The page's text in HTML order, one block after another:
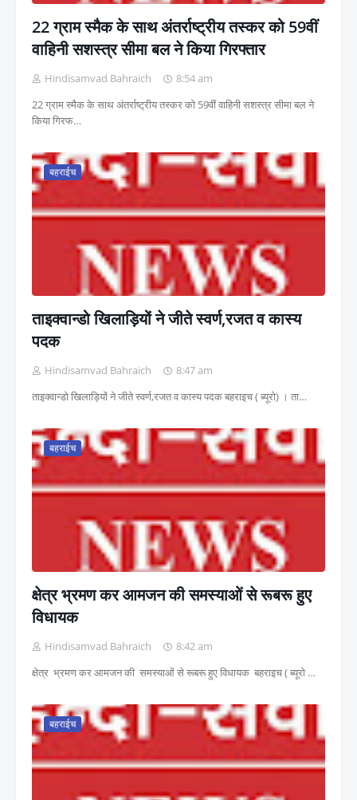
22 ग्राम स्मैक के साथ अंतर्राष्ट्रीय तस्कर को 59वीं
वाहिनी सशस्त्र सीमा बल ने किया गिरफ्तार
Hindisamvad Bahraich
8:54 am
22 ग्राम स्मैक के साथ अंतर्राष्ट्रीय तस्कर को 59वीं वाहिनी सशस्त्र सीमा बल ने
किया गिरफ…
बहराईच
ताइक्वान्डो खिलाड़ियों ने जीते स्वर्ण,रजत व कास्य
पदक
Hindisamvad Bahraich
8:47 am
ताइक्वान्डो खिलाड़ियों ने जीते स्वर्ण,रजत व कास्य पदक बहराइच ( ब्यूरो) । ता…
बहराईच
क्षेत्र भ्रमण कर आमजन की समस्याओं से रूबरू हुए
विधायक
Hindisamvad Bahraich
8:42 am
क्षेत्र भ्रमण कर आमजन की समस्याओं से रूबरू हुए विधायक बहराइच ( ब्यूरो …
बहराईच